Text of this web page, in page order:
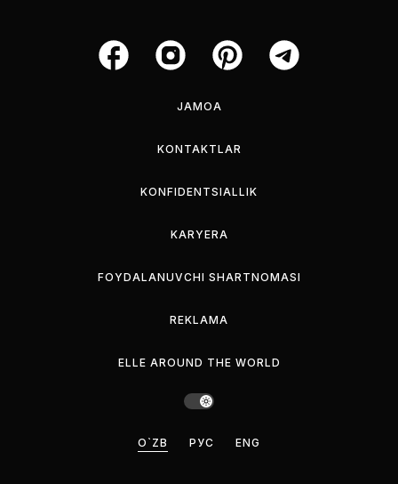
JAMOA
KONTAKTLAR
KONFIDENTSIALLIK
KARYERA
FOYDALANUVCHI SHARTNOMASI
REKLAMA
ELLE AROUND THE WORLD
O`ZB РУС ENG